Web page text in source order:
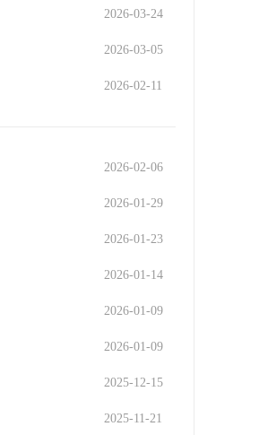
2026-03-24
2026-03-05
2026-02-11
2026-02-06
2026-01-29
2026-01-23
2026-01-14
2026-01-09
2026-01-09
2025-12-15
2025-11-21